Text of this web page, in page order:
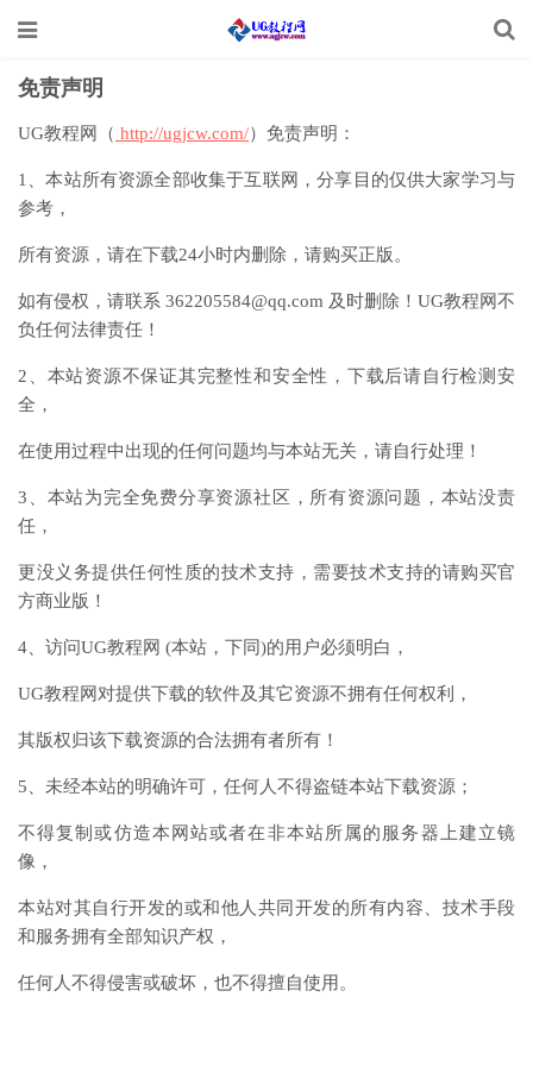
免责声明
UG教程网（ http://ugjcw.com/）免责声明：
1、本站所有资源全部收集于互联网，分享目的仅供大家学习与
参考，
所有资源，请在下载24小时内删除，请购买正版。
如有侵权，请联系 362205584@qq.com 及时删除！UG教程网不
负任何法律责任！
2、本站资源不保证其完整性和安全性，下载后请自行检测安
全，
在使用过程中出现的任何问题均与本站无关，请自行处理！
3、本站为完全免费分享资源社区，所有资源问题，本站没责
任，
更没义务提供任何性质的技术支持，需要技术支持的请购买官
方商业版！
4、访问UG教程网 (本站，下同)的用户必须明白，
UG教程网对提供下载的软件及其它资源不拥有任何权利，
其版权归该下载资源的合法拥有者所有！
5、未经本站的明确许可，任何人不得盗链本站下载资源；
不得复制或仿造本网站或者在非本站所属的服务器上建立镜
像，
本站对其自行开发的或和他人共同开发的所有内容、技术手段
和服务拥有全部知识产权，
任何人不得侵害或破坏，也不得擅自使用。